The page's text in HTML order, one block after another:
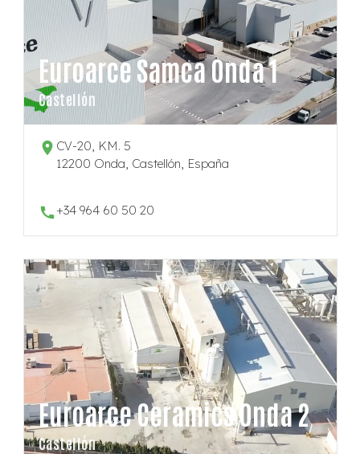
Euroarce Samca Onda 1
Castellón
CV-20, KM. 5
12200 Onda, Castellón, España
+34 964 60 50 20
Euroarce Ceramics Onda 2
Castellón